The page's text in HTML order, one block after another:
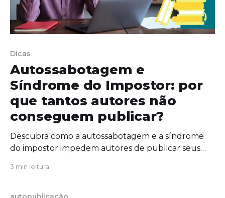
Dicas
Autossabotagem e
Síndrome do Impostor: por
que tantos autores não
conseguem publicar?
Descubra como a autossabotagem e a síndrome
do impostor impedem autores de publicar seus
3 min leitura